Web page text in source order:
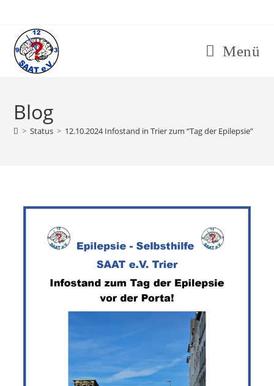
Menü
Blog
> Status > 12.10.2024 Infostand in Trier zum “Tag der Epilepsie”